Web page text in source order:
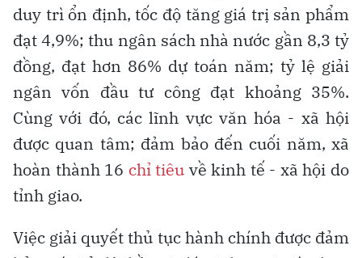
duy trì ổn định, tốc độ tăng giá trị sản phẩm
đạt 4,9%; thu ngân sách nhà nước gần 8,3 tỷ
đồng, đạt hơn 86% dự toán năm; tỷ lệ giải
ngân vốn đầu tư công đạt khoảng 35%.
Cùng với đó, các lĩnh vực văn hóa - xã hội
được quan tâm; đảm bảo đến cuối năm, xã
hoàn thành 16 chỉ tiêu về kinh tế - xã hội do
tỉnh giao.
Việc giải quyết thủ tục hành chính được đảm